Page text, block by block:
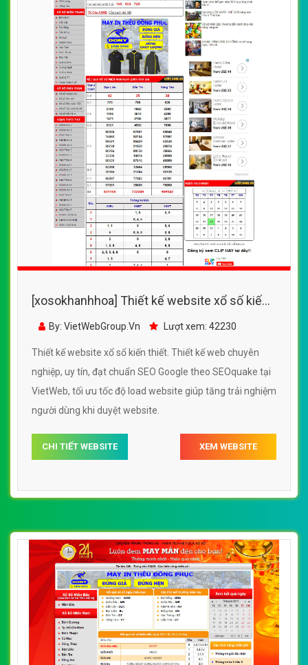
[xosokhanhhoa] Thiết kế website xổ số kiến
thiết đẹp, chuyên nghiệp chuẩn SEO
By: VietWebGroup.Vn Lượt xem: 42230
Thiết kế website xổ số kiến thiết. Thiết kế web chuyên
nghiệp, uy tín, đạt chuẩn SEO Google theo SEOquake tại
VietWeb, tối ưu tốc độ load website giúp tăng trải nghiệm
người dùng khi duyệt website.
CHI TIẾT WEBSITE XEM WEBSITE